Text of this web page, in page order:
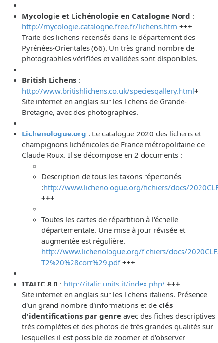
Mycologie et Lichénologie en Catalogne Nord :
http://mycologie.catalogne.free.fr/lichens.htm +++
Traite des lichens recensés dans le département des
Pyrénées-Orientales (66). Un très grand nombre de
photographies vérifiées et validées sont disponibles.
British Lichens :
http://www.britishlichens.co.uk/speciesgallery.html+
Site internet en anglais sur les lichens de Grande-
Bretagne, avec des photographies.
Lichenologue.org : Le catalogue 2020 des lichens et
champignons lichénicoles de France métropolitaine de
Claude Roux. Il se décompose en 2 documents :
Description de tous les taxons répertoriés
:http://www.lichenologue.org/fichiers/docs/
+++
Toutes les cartes de répartition à l'échelle
départementale. Une mise à jour révisée et
augmentée est régulière.
http://www.lichenologue.org/fichiers/docs/
T2%20%28corr%29.pdf +++
ITALIC 8.0 : http://italic.units.it/index.php/ +++
Site internet en anglais sur les lichens italiens. Présence
d'un grand nombre d'informations et de clés
d'identifications par genre avec des fiches descriptives
très complètes et des photos de très grandes qualités sur
lesquelles il est possible de zoomer et d'observer